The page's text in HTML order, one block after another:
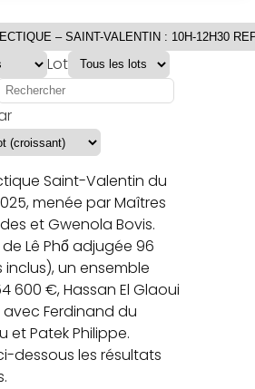
Lot
Saint-Valentin du
menée par Maîtres
et Gwenola Bovis.
Lê Phổ adjugée 96
un ensemble
600 €, Hassan El Glaoui
Ferdinand du
et Patek Philippe.
dessous les résultats